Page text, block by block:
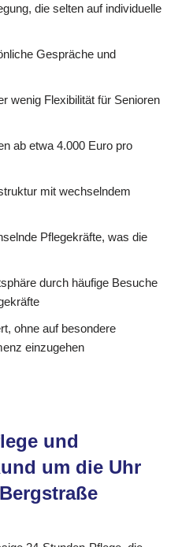
die selten auf individuelle
Gespräche und
wenig Flexibilität für Senioren
ab etwa 4.000 Euro pro
mit wechselndem
Pflegekräfte, was die
durch häufige Besuche
ohne auf besondere
einzugehen
und
um die Uhr